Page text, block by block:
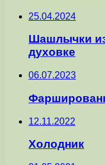
25.04.2024
Шашлычки
духовке
06.07.2023
12.11.2022
Холодник